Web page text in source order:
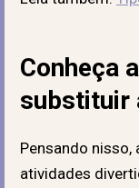
Conheça
substituir
Pensando
atividades